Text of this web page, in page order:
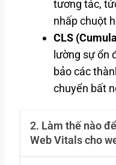
tương tác,
nhấp chuột
CLS
lường sự ổn
bảo các
chuyển bất
2. Làm thế nào
Web Vitals cho